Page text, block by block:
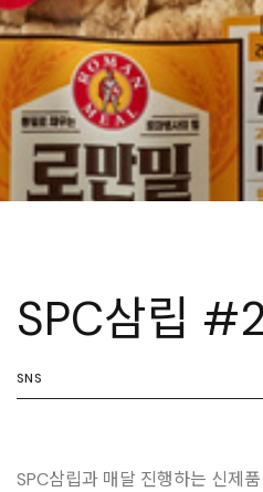
SPC삼립
SNS
SPC삼립과 매달 진행하는 신제